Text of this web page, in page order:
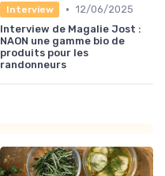
Interview • 12/06/2025
Interview de Magalie Jost :
NAON une gamme bio de
produits pour les
randonneurs